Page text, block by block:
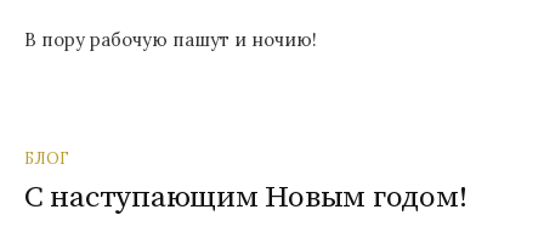
В пору рабочую пашут и ночию!
БЛОГ
C наступающим Новым годом!